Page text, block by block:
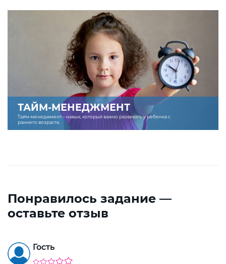
ТАЙМ-МЕНЕДЖМЕНТ
Тайм-менеджмент – навык, который важно развивать у ребенка с
раннего возраста.
Понравилось задание —
оставьте отзыв
Гость